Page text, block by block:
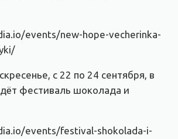
events/new-hope-vecherinka-
с 22 по 24 сентября, в
фестиваль шоколада и
events/festival-shokolada-i-